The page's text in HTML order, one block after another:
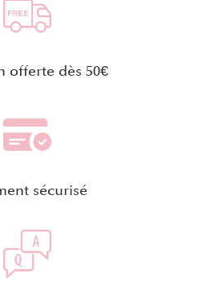
offerte dès 50€
sécurisé